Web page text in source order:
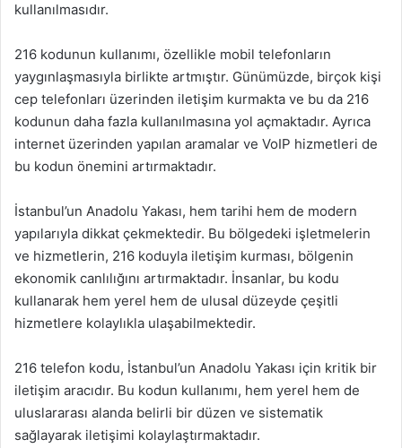
kullanılmasıdır.
216 kodunun kullanımı, özellikle mobil telefonların
yaygınlaşmasıyla birlikte artmıştır. Günümüzde, birçok kişi
cep telefonları üzerinden iletişim kurmakta ve bu da 216
kodunun daha fazla kullanılmasına yol açmaktadır. Ayrıca
internet üzerinden yapılan aramalar ve VoIP hizmetleri de
bu kodun önemini artırmaktadır.
İstanbul’un Anadolu Yakası, hem tarihi hem de modern
yapılarıyla dikkat çekmektedir. Bu bölgedeki işletmelerin
ve hizmetlerin, 216 koduyla iletişim kurması, bölgenin
ekonomik canlılığını artırmaktadır. İnsanlar, bu kodu
kullanarak hem yerel hem de ulusal düzeyde çeşitli
hizmetlere kolaylıkla ulaşabilmektedir.
216 telefon kodu, İstanbul’un Anadolu Yakası için kritik bir
iletişim aracıdır. Bu kodun kullanımı, hem yerel hem de
uluslararası alanda belirli bir düzen ve sistematik
sağlayarak iletişimi kolaylaştırmaktadır.